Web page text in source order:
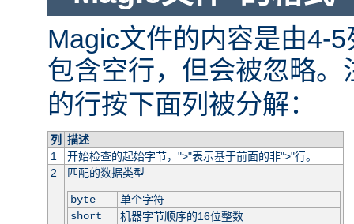
Magic文件的内容是由4-
包含空行，但会被忽略。
的行按下面列被分解：
列
描述
1
开始检查的起始字节，">"表示基于前面的非">"行。
2
匹配的数据类型
byte
单个字符
short
机器字节顺序的16位整数